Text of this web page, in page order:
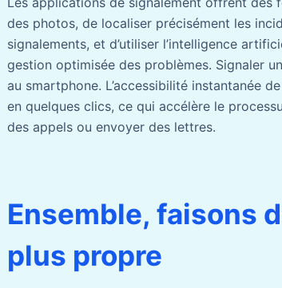
des photos, de localiser précisément les
signalements, et d’utiliser l’intelligence
gestion optimisée des problèmes. Signaler
au smartphone. L’accessibilité instantanée
en quelques clics, ce qui accélère le
des appels ou envoyer des lettres.
Ensemble, faisons
plus propre